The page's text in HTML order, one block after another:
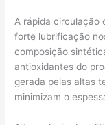
A rápida circulação
forte lubrificação
composição
antioxidantes do
gerada pelas altas
minimizam o